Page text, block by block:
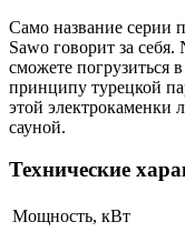
Само название серии
Sawo говорит за
сможете погрузиться
принципу турецкой
этой электрокаменки
сауной.
Технические
Мощность, кВт